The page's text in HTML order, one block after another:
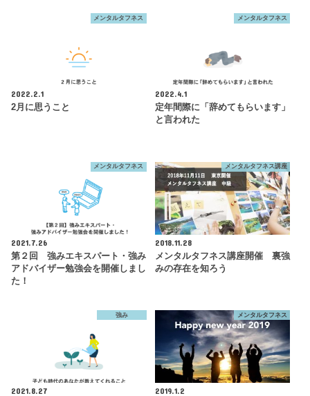
メンタルタフネス
2022.2.1
2月に思うこと
メンタルタフネス
2022.4.1
定年間際に「辞めてもらいます」
と言われた
メンタルタフネス
2021.7.26
第２回 強みエキスパート・強み
アドバイザー勉強会を開催しまし
た！
メンタルタフネス講座
2018.11.28
メンタルタフネス講座開催 裏強
みの存在を知ろう
強み
2021.8.27
メンタルタフネス
2019.1.2